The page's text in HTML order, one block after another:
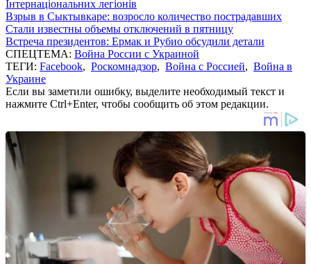
Інтернаціональних легіонів
Взрыв в Сыктывкаре: возросло количество пострадавших
Стали известны объемы отключений в пятницу
Встреча президентов: Ермак и Рубио обсудили детали
СПЕЦТЕМА: Война России с Украиной
ТЕГИ: Facebook, Роскомнадзор, Война с Россией, Война в
Украине
Если вы заметили ошибку, выделите необходимый текст и
нажмите Ctrl+Enter, чтобы сообщить об этом редакции.